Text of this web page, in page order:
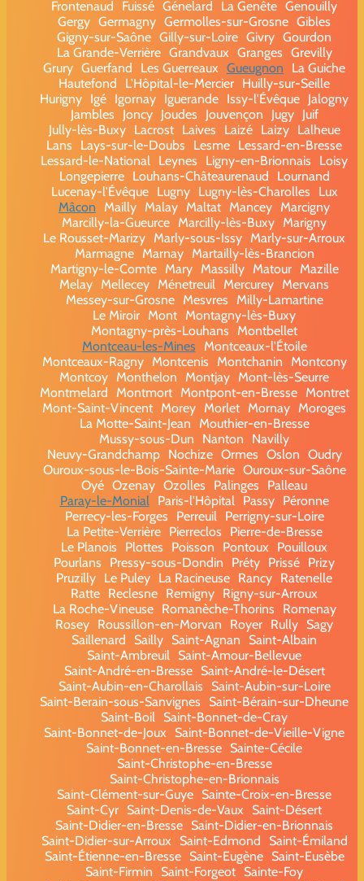
Frontenaud Fuissé Génelard La Genête Genouilly
Gergy Germagny Germolles-sur-Grosne Gibles
Gigny-sur-Saône Gilly-sur-Loire Givry Gourdon
La Grande-Verrière Grandvaux Granges Grevilly
Grury Guerfand Les Guerreaux Gueugnon
La Guiche
Hautefond
L'Hôpital-le-Mercier Huilly-sur-Seille
Hurigny Igé Igornay Iguerande Issy-l'Évêque Jalogny
Jambles
Joncy Joudes Jouvençon Jugy
Juif
Jully-lès-Buxy
Lacrost Laives Laizé Laizy
Lalheue
Lans
Lays-sur-le-Doubs Lesme Lessard-en-Bresse
Lessard-le-National
Leynes Ligny-en-Brionnais
Loisy
Longepierre
Louhans-Châteaurenaud
Lournand
Lucenay-l'Évêque
Lugny Lugny-lès-Charolles
Lux
Mâcon
Mailly Malay Maltat Mancey Marcigny
Marcilly-la-Gueurce Marcilly-lès-Buxy Marigny
Le Rousset-Marizy Marly-sous-Issy Marly-sur-Arroux
Marmagne
Marnay
Martailly-lès-Brancion
Martigny-le-Comte
Mary Massilly Matour
Mazille
Melay Mellecey Ménetreuil Mercurey Mervans
Messey-sur-Grosne
Mesvres
Milly-Lamartine
Le Miroir Mont Montagny-lès-Buxy
Montagny-près-Louhans
Montbellet
Montceau-les-Mines
Montceaux-l'Étoile
Montceaux-Ragny
Montcenis Montchanin
Montcony
Montcoy Monthelon Montjay Mont-lès-Seurre
Montmelard
Montmort Montpont-en-Bresse
Montret
Mont-Saint-Vincent Morey Morlet Mornay Moroges
La Motte-Saint-Jean
Mouthier-en-Bresse
Mussy-sous-Dun
Nanton
Navilly
Neuvy-Grandchamp
Nochize Ormes Oslon Oudry
Ouroux-sous-le-Bois-Sainte-Marie Ouroux-sur-Saône
Oyé Ozenay Ozolles Palinges
Palleau
Paray-le-Monial
Paris-l'Hôpital Passy
Péronne
Perrecy-les-Forges
Perreuil
Perrigny-sur-Loire
La Petite-Verrière
Pierreclos
Pierre-de-Bresse
Le Planois
Plottes Poisson Pontoux
Pouilloux
Pourlans
Pressy-sous-Dondin Préty Prissé Prizy
Pruzilly Le Puley La Racineuse Rancy Ratenelle
Ratte Reclesne Remigny Rigny-sur-Arroux
La Roche-Vineuse
Romanèche-Thorins
Romenay
Rosey Roussillon-en-Morvan Royer Rully Sagy
Saillenard
Sailly Saint-Agnan
Saint-Albain
Saint-Ambreuil
Saint-Amour-Bellevue
Saint-André-en-Bresse
Saint-André-le-Désert
Saint-Aubin-en-Charollais
Saint-Aubin-sur-Loire
Saint-Berain-sous-Sanvignes
Saint-Bérain-sur-Dheune
Saint-Boil
Saint-Bonnet-de-Cray
Saint-Bonnet-de-Joux
Saint-Bonnet-de-Vieille-Vigne
Saint-Bonnet-en-Bresse Sainte-Cécile
Saint-Christophe-en-Bresse
Saint-Christophe-en-Brionnais
Saint-Clément-sur-Guye Sainte-Croix-en-Bresse
Saint-Cyr Saint-Denis-de-Vaux
Saint-Désert
Saint-Didier-en-Bresse Saint-Didier-en-Brionnais
Saint-Didier-sur-Arroux
Saint-Edmond
Saint-Émiland
Saint-Étienne-en-Bresse
Saint-Eugène
Saint-Eusèbe
Saint-Firmin
Saint-Forgeot Sainte-Foy